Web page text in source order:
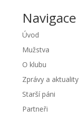
Navigace
Úvod
Mužstva
O klubu
Zprávy a aktuality
Starší páni
Partneři